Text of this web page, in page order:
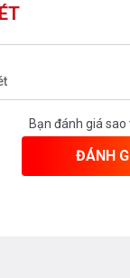
Bạn đánh giá sao
ĐÁNH